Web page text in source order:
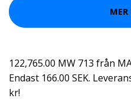
122,765.00 MW 713 från
Endast 166.00 SEK.
kr!